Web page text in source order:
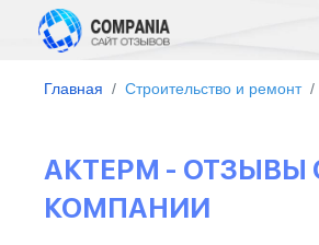
Главная Строительство и ремонт
АКТЕРМ - ОТЗЫВЫ
КОМПАНИИ